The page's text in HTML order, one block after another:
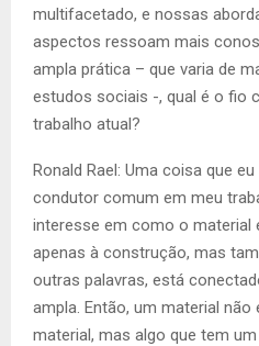
multifacetado, e nossas
aspectos ressoam mais
ampla prática – que varia de
estudos sociais -, qual é o fio
trabalho atual?
Ronald Rael: Uma coisa que
condutor comum em meu
interesse em como o material
apenas à construção, mas
outras palavras, está
ampla. Então, um material
material, mas algo que tem